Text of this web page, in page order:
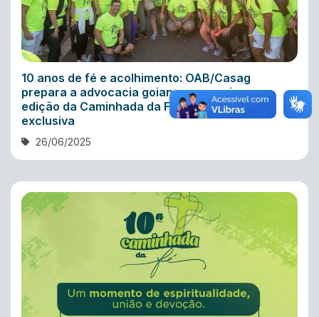
10 anos de fé e acolhimento: OAB/Casag
prepara a advocacia goiana para mais uma
edição da Caminhada da Fé com estrutura
exclusiva
26/06/2025